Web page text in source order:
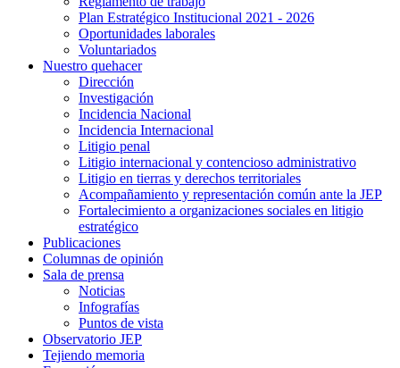
Plan Estratégico Institucional 2021 - 2026
Oportunidades laborales
Voluntariados
Nuestro quehacer
Dirección
Investigación
Incidencia Nacional
Incidencia Internacional
Litigio penal
Litigio internacional y contencioso administrativo
Litigio en tierras y derechos territoriales
Acompañamiento y representación común ante la JEP
Fortalecimiento a organizaciones sociales en litigio
estratégico
Publicaciones
Columnas de opinión
Sala de prensa
Noticias
Infografías
Puntos de vista
Observatorio JEP
Tejiendo memoria